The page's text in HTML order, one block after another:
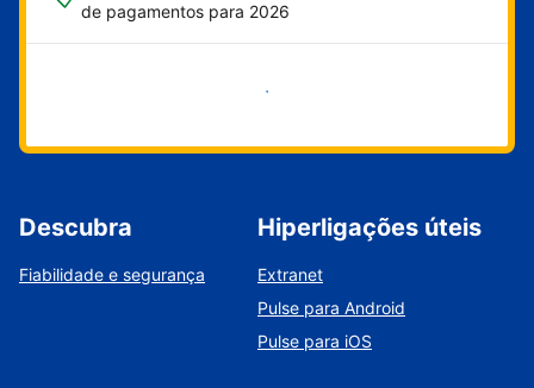
de pagamentos para 2026
Comece já
Descubra
Fiabilidade e segurança
Hiperligações úteis
Extranet
Pulse para Android
Pulse para iOS